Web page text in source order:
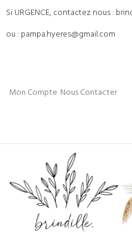
Si URGENCE, contactez nous :
ou : pampa.hyeres@gmail.com
Mon Compte Nous Contacter